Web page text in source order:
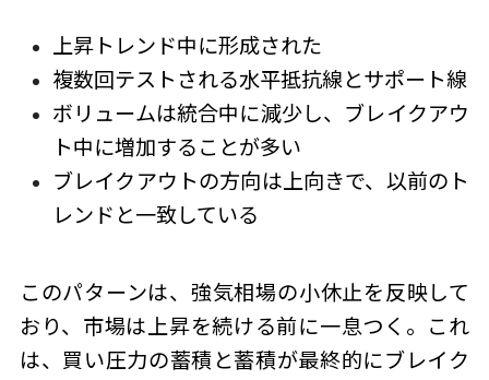
上昇トレンド中に形成された
複数回テストされる水平抵抗線とサポート線
ボリュームは統合中に減少し、ブレイクアウ
ト中に増加することが多い
ブレイクアウトの方向は上向きで、以前のト
レンドと一致している
このパターンは、強気相場の小休止を反映して
おり、市場は上昇を続ける前に一息つく。これ
は、買い圧力の蓄積と蓄積が最終的にブレイク